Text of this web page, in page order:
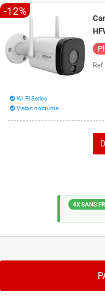
-12%
Ref
Wi-Fi Series
Vision nocturne
4X SANS